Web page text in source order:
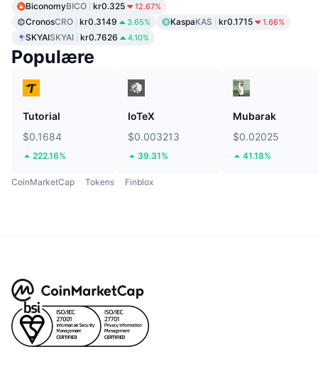
BiconomyBICO kr0.325 12.67%
CronosCRO kr0.3149 3.65% KaspaKAS kr0.1715 1.66%
SKYAISKYAI kr0.7626 4.10%
Populære
Tutorial
$0.1684
222.16%
IoTeX
$0.003213
39.31%
Mubarak
$0.02025
41.18%
CoinMarketCap Tokens Finblox